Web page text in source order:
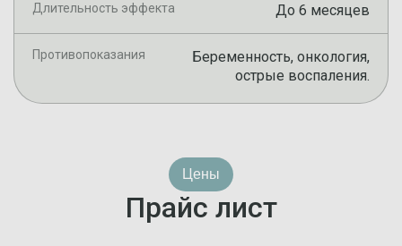
Длительность эффекта До 6 месяцев
Противопоказания
Беременность, онкология,
острые воспаления.
Цены
Прайс лист